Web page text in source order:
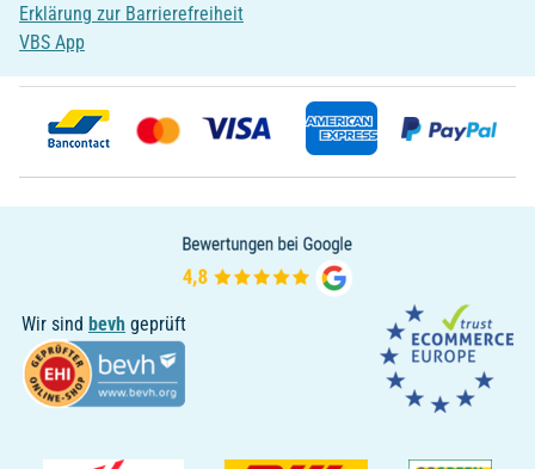
Erklärung zur Barrierefreiheit
VBS App
Wir sind bevh geprüft